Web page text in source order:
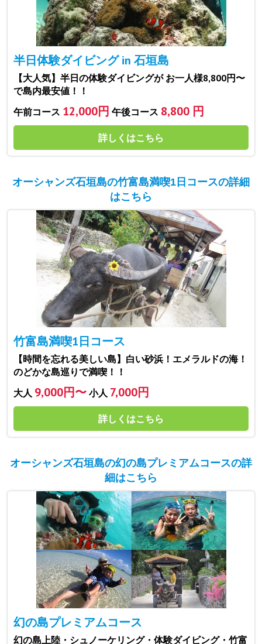
半日体験ダイビング in 石垣島
【大人気】半日の体験ダイビングが お一人様8,800円〜
で島内最安値！！
午前コース 12,000円 午後コース 8,800 円
詳しくはこちら
オーシャンズ石垣島の竹富島満喫1日コースの詳細
はこちら
竹富島満喫1日コース
【時間を忘れる美しい島】白い砂浜！エメラルドの海！
のどかな島巡りで満喫！！
大人 9,000円〜 小人 7,000円
詳しくはこちら
オーシャンズ石垣島の幻の島プレミアムコースの詳
細はこちら
幻の島プレミアムコース
幻の島上陸・シュノーケリング・体験ダイビング・竹富